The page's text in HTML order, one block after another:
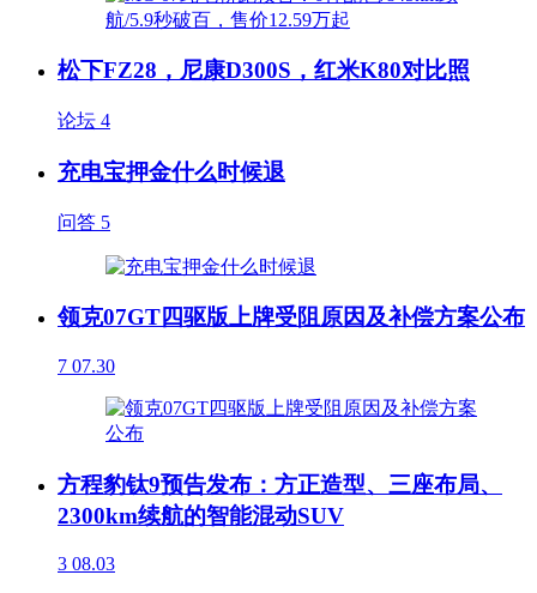
松下FZ28，尼康D300S，红米K80对比照
论坛 4
充电宝押金什么时候退
问答 5
领克07GT四驱版上牌受阻原因及补偿方案公布
7 07.30
方程豹钛9预告发布：方正造型、三座布局、
2300km续航的智能混动SUV
3 08.03